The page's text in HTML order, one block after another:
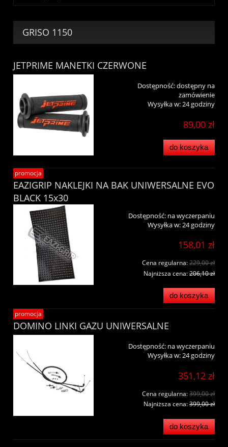
GRISO 1150
JETPRIME MANETKI CZERWONE
Dostępność:dostępny na
zamówienie
Wysyłka w:24 godziny
89,00 zł
do koszyka
EAZIGRIP NAKLEJKI NA BAK UNIWERSALNE EVO
BLACK 15x30
Dostępność: na wyczerpaniu
Wysyłka w:24 godziny
158,01 zł
Cena regularna:229,00 zł
Najniższa cena:206,10 zł
do koszyka
promocja
DOMINO LINKI GAZU UNIWERSALNE
Dostępność: na wyczerpaniu
Wysyłka w:24 godziny
351,12 zł
Cena regularna:399,00 zł
Najniższa cena:399,00 zł
do koszyka
promocja